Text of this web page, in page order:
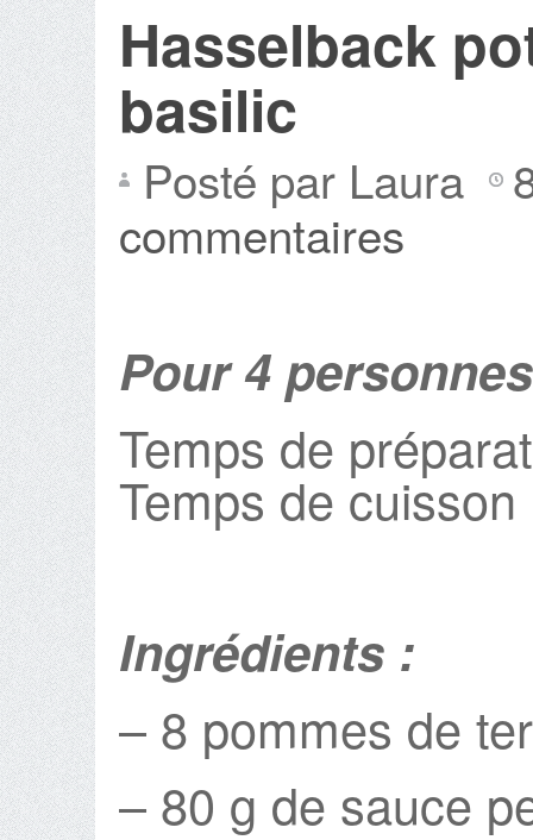
Hasselback
basilic
Posté par Laura
commentaires
Pour 4 personnes
Temps de
Temps de
Ingrédients :
– 8 pommes de
– 80 g de sauce